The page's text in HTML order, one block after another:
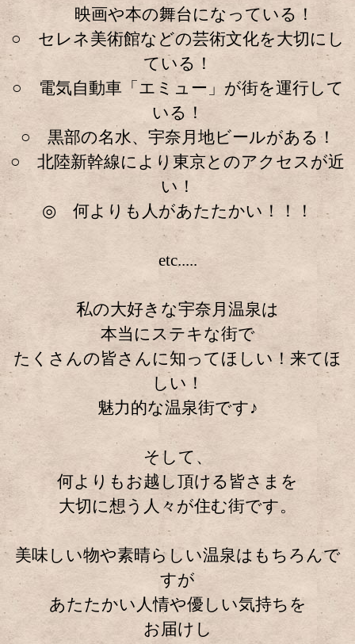
映画や本の舞台になっている！
○ セレネ美術館などの芸術文化を大切にし
ている！
○ 電気自動車「エミュー」が街を運行して
いる！
○ 黒部の名水、宇奈月地ビールがある！
○ 北陸新幹線により東京とのアクセスが近
い！
◎ 何よりも人があたたかい！！！
etc.....
私の大好きな宇奈月温泉は
本当にステキな街で
たくさんの皆さんに知ってほしい！来てほ
しい！
魅力的な温泉街です♪
そして、
何よりもお越し頂ける皆さまを
大切に想う人々が住む街です。
美味しい物や素晴らしい温泉はもちろんで
すが
あたたかい人情や優しい気持ちを
お届けし